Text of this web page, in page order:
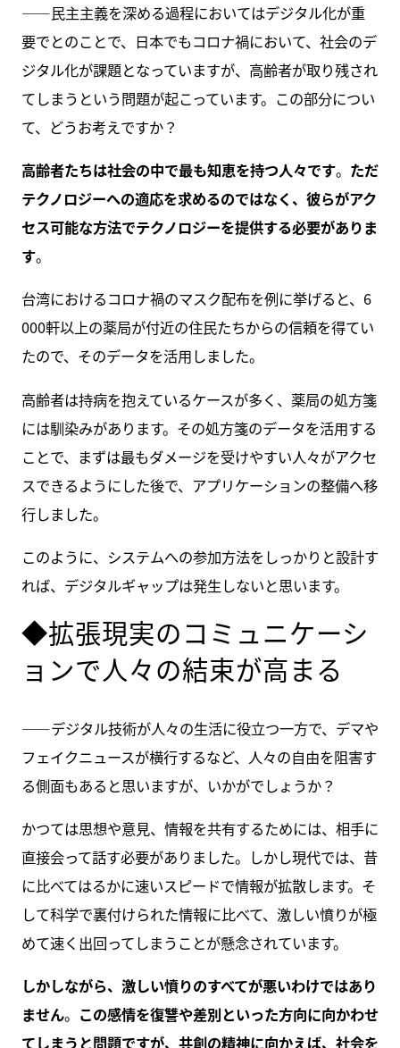
――民主主義を深める過程においてはデジタル化が重
要でとのことで、日本でもコロナ禍において、社会のデ
ジタル化が課題となっていますが、高齢者が取り残され
てしまうという問題が起こっています。この部分につい
て、どうお考えですか？
高齢者たちは社会の中で最も知恵を持つ人々です。 ただ
テクノロジーへの適応を求めるのではなく、彼らがアク
セス可能な方法でテクノロジーを提供する必要がありま
す。
台湾におけるコロナ禍のマスク配布を例に挙げると、6
000軒以上の薬局が付近の住民たちからの信頼を得てい
たので、そのデータを活用しました。
高齢者は持病を抱えているケースが多く、薬局の処方箋
には馴染みがあります。その処方箋のデータを活用する
ことで、まずは最もダメージを受けやすい人々がアクセ
スできるようにした後で、アプリケーションの整備へ移
行しました。
このように、システムへの参加方法をしっかりと設計す
れば、デジタルギャップは発生しないと思います。
◆拡張現実のコミュニケーシ
ョンで人々の結束が高まる
――デジタル技術が人々の生活に役立つ一方で、デマや
フェイクニュースが横行するなど、人々の自由を阻害す
る側面もあると思いますが、いかがでしょうか？
かつては思想や意見、情報を共有するためには、相手に
直接会って話す必要がありました。しかし現代では、昔
に比べてはるかに速いスピードで情報が拡散します。そ
して科学で裏付けられた情報に比べて、激しい憤りが極
めて速く出回ってしまうことが懸念されています。
しかしながら、激しい憤りのすべてが悪いわけではあり
ません。 この感情を復讐や差別といった方向に向かわせ
てしまうと問題ですが、共創の精神に向かえば、社会を